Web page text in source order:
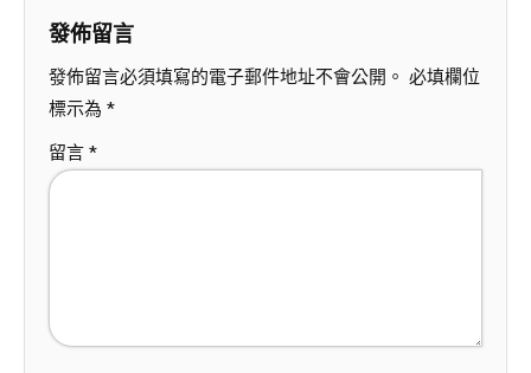
發佈留言
發佈留言必須填寫的電子郵件地址不會公開。 必填欄位
標示為 *
留言 *